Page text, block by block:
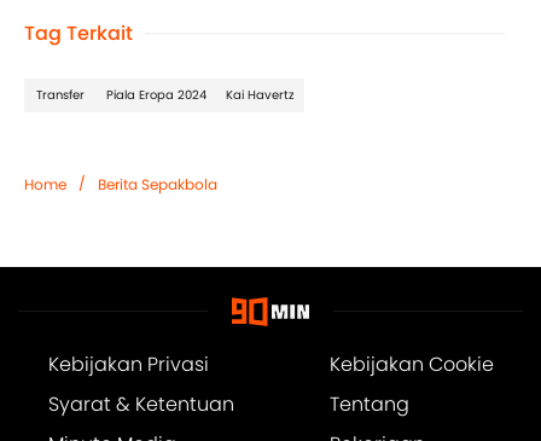
Tag Terkait
Transfer Piala Eropa 2024 Kai Havertz
Home / Berita Sepakbola
Kebijakan Privasi
Kebijakan Cookie
Syarat & Ketentuan
Tentang